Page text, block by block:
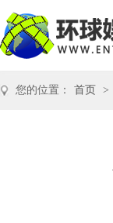
您的位置： 首页 >